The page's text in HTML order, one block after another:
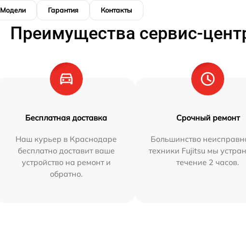
Модели Гарантия Контакты
Преимущества сервис-
Бесплатная доставка
Наш курьер в Краснодаре
бесплатно доставит ваше
устройство на ремонт и
обратно.
Срочный ремонт
Большинство
техники Fujitsu мы
течение 2 часов.